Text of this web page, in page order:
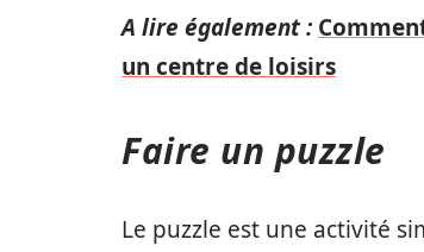
A lire également :
un centre de loisirs
Faire un puzzle
Le puzzle est une activité